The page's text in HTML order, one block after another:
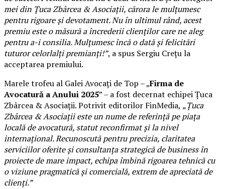
mei din Țuca Zbârcea & Asociații, cărora le mulțumesc
pentru rigoare și devotament. Nu în ultimul rând, acest
premiu este o măsură a încrederii clienților care ne aleg
pentru a-i consilia. Mulțumesc încă o dată și felicitări
tuturor celorlalți premianți!”, a spus Sergiu Crețu la
acceptarea premiului.
Marele trofeu al Galei Avocați de Top – „Firma de
Avocatură a Anului 2025” – a fost decernat echipei Țuca
Zbârcea & Asociații. Potrivit editorilor FinMedia, „Țuca
Zbârcea & Asociații este un nume de referință pe piața
locală de avocatură, statut reconfirmat și la nivel
internațional. Recunoscută pentru precizia, claritatea
serviciilor oferite și consultanța strategică de business în
proiecte de mare impact, echipa îmbină rigoarea tehnică cu
o viziune pragmatică și comercială, extrem de apreciată de
clienți.”